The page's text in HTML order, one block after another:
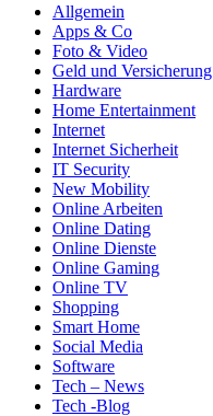
Allgemein
Apps & Co
Foto & Video
Geld und Versicherung
Hardware
Home Entertainment
Internet
Internet Sicherheit
IT Security
New Mobility
Online Arbeiten
Online Dating
Online Dienste
Online Gaming
Online TV
Shopping
Smart Home
Social Media
Software
Tech – News
Tech -Blog